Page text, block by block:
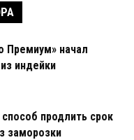
Премиум» начал
индейки
продлить срок
заморозки